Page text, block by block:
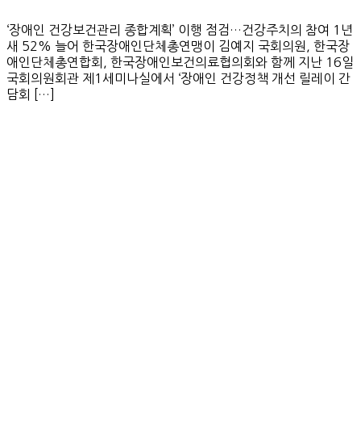
‘장애인 건강보건관리 종합계획’ 이행 점검…건강주치의 참여 1년
새 52% 늘어 한국장애인단체총연맹이 김예지 국회의원, 한국장
애인단체총연합회, 한국장애인보건의료협의회와 함께 지난 16일
국회의원회관 제1세미나실에서 ‘장애인 건강정책 개선 릴레이 간
담회 […]